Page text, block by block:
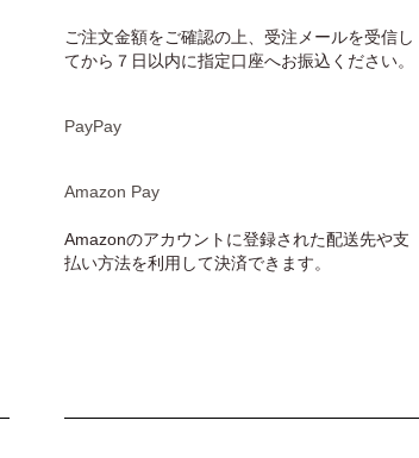
ご注文金額をご確認の上、受注メールを受信し
てから７日以内に指定口座へお振込ください。
PayPay
Amazon Pay
Amazonのアカウントに登録された配送先や支
払い方法を利用して決済できます。